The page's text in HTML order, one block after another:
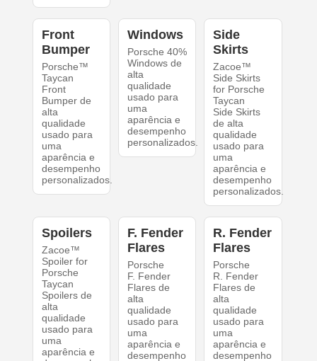
Front
Bumper
Porsche™
Taycan
Front
Bumper de
alta
qualidade
usado para
uma
aparência e
desempenho
personalizados.
Windows
Porsche 40%
Windows de
alta
qualidade
usado para
uma
aparência e
desempenho
personalizados.
Side
Skirts
Zacoe™
Side Skirts
for Porsche
Taycan
Side Skirts
de alta
qualidade
usado para
uma
aparência e
desempenho
personalizados.
Spoilers
Zacoe™
Spoiler for
Porsche
Taycan
Spoilers de
alta
qualidade
usado para
uma
aparência e
F. Fender
Flares
Porsche
F. Fender
Flares de
alta
qualidade
usado para
uma
aparência e
desempenho
R. Fender
Flares
Porsche
R. Fender
Flares de
alta
qualidade
usado para
uma
aparência e
desempenho